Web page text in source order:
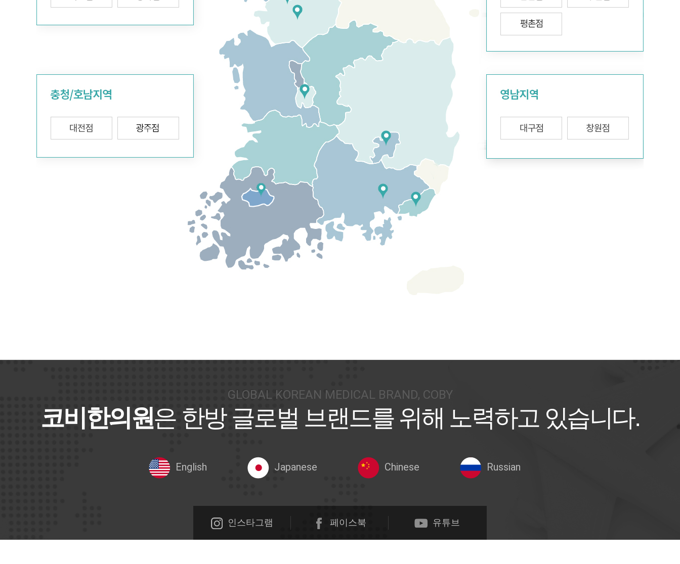
GLOBAL KOREAN MEDICAL BRAND, COBY
코비한의원은 한방 글로벌 브랜드를 위해 노력하고 있습니다.
English Japanese Chinese Russian
인스타그램 페이스북 유튜브